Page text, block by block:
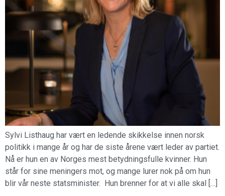
Sylvi Listhaug har vært en ledende skikkelse innen norsk
politikk i mange år og har de siste årene vært leder av partiet.
Nå er hun en av Norges mest betydningsfulle kvinner. Hun
står for sine meningers mot, og mange lurer nok på om hun
blir vår neste statsminister. Hun brenner for at vi alle skal […]